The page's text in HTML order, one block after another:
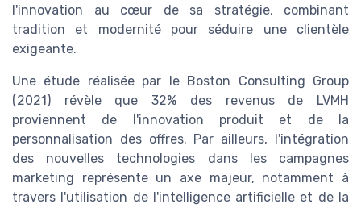
l'innovation au cœur de sa stratégie, combinant
tradition et modernité pour séduire une clientèle
exigeante.
Une étude réalisée par le Boston Consulting Group
(2021) révèle que 32% des revenus de LVMH
proviennent de l'innovation produit et de la
personnalisation des offres. Par ailleurs, l'intégration
des nouvelles technologies dans les campagnes
marketing représente un axe majeur, notamment à
travers l'utilisation de l'intelligence artificielle et de la